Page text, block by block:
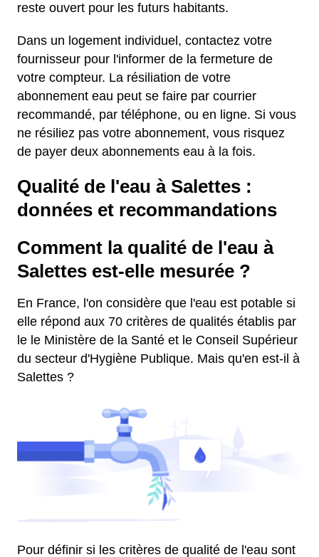
reste ouvert pour les futurs habitants.
Dans un logement individuel, contactez votre
fournisseur pour l'informer de la fermeture de
votre compteur. La résiliation de votre
abonnement eau peut se faire par courrier
recommandé, par téléphone, ou en ligne. Si vous
ne résiliez pas votre abonnement, vous risquez
de payer deux abonnements eau à la fois.
Qualité de l'eau à Salettes :
données et recommandations
Comment la qualité de l'eau à
Salettes est-elle mesurée ?
En France, l'on considère que l'eau est potable si
elle répond aux 70 critères de qualités établis par
le le Ministère de la Santé et le Conseil Supérieur
du secteur d'Hygiène Publique. Mais qu'en est-il à
Salettes ?
Pour définir si les critères de qualité de l'eau sont